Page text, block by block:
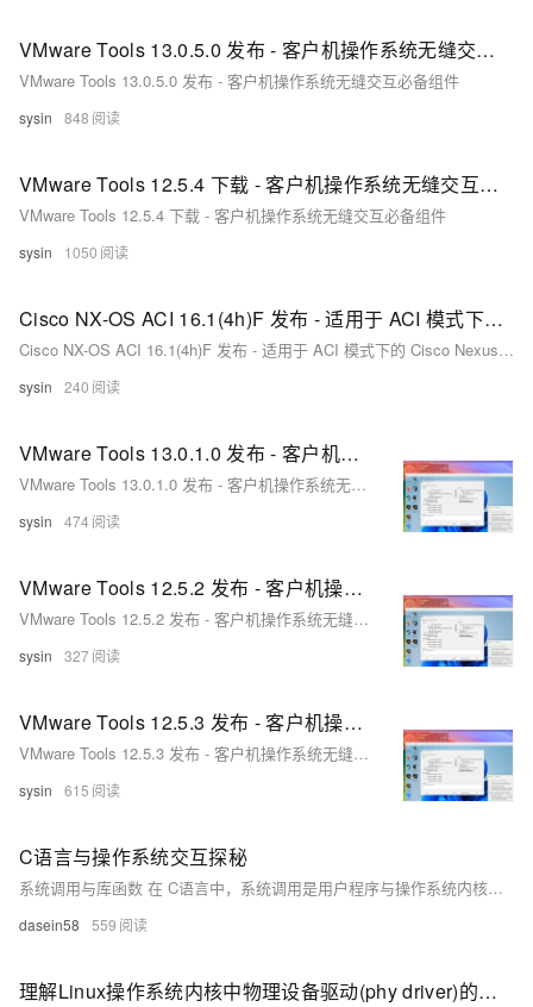
VMware Tools 13.0.5.0 发布 - 客户机操作系统无缝交互必备组件
VMware Tools 13.0.5.0 发布 - 客户机操作系统无缝交互必备组件
sysin 848
VMware Tools 12.5.4 下载 - 客户机操作系统无缝交互必备组件
VMware Tools 12.5.4 下载 - 客户机操作系统无缝交互必备组件
sysin 1050
Cisco NX-OS ACI 16.1(4h)F 发布 - 适用于 ACI 模式下的 Cisco Nexus 9000 系列交换机系统软件
Cisco NX-OS ACI 16.1(4h)F 发布 - 适用于 ACI 模式下的 Cisco Nexus 9000 系列交换机系统软件
sysin 240
VMware Tools 13.0.1.0 发布 - 客户机操作系统无缝交互必备组件
VMware Tools 13.0.1.0 发布 - 客户机操作系统无缝交互必备组件
sysin 474
VMware Tools 12.5.2 发布 - 客户机操作系统无缝交互必备组件
VMware Tools 12.5.2 发布 - 客户机操作系统无缝交互必备组件
sysin 327
VMware Tools 12.5.3 发布 - 客户机操作系统无缝交互必备组件
VMware Tools 12.5.3 发布 - 客户机操作系统无缝交互必备组件
sysin 615
C语言与操作系统交互探秘
系统调用与库函数 在 C语言中，系统调用是用户程序与操作系统内核交互的桥梁。以下是常见系统调用的概述： 文件操作类：open()、read()、write()、close()、lseek() 进程控制类：fork()、exec()、wait()、exit() 信号处理类：signal()、kill() 进程间通信：pipe()、shmget()、msgget() 网络通信：socket()、bind()、listen()、accept() 系统调用 vs 库函数：
dasein58 559
理解Linux操作系统内核中物理设备驱动(phy driver)的功能。